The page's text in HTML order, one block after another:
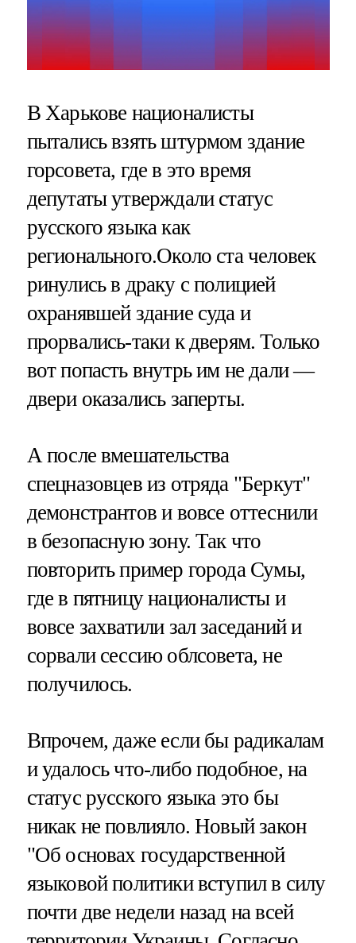
В Харькове националисты
пытались взять штурмом здание
горсовета, где в это время
депутаты утверждали статус
русского языка как
регионального.Около ста человек
ринулись в драку с полицией
охранявшей здание суда и
прорвались-таки к дверям. Только
вот попасть внутрь им не дали —
двери оказались заперты.
А после вмешательства
спецназовцев из отряда "Беркут"
демонстрантов и вовсе оттеснили
в безопасную зону. Так что
повторить пример города Сумы,
где в пятницу националисты и
вовсе захватили зал заседаний и
сорвали сессию облсовета, не
получилось.
Впрочем, даже если бы радикалам
и удалось что-либо подобное, на
статус русского языка это бы
никак не повлияло. Новый закон
"Об основах государственной
языковой политики вступил в силу
почти две недели назад на всей